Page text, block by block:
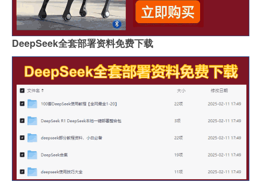
DeepSeek全套部署资料免费下载